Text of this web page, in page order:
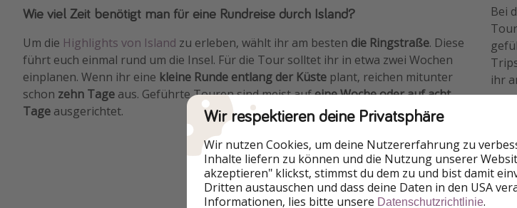
Wie viel Zeit benötigt man für eine Rundreise durch Island?
Um die Highlights von Island zu erleben, wählt ihr am besten die Ringstraße. Diese
führt euch einmal rund um die Insel. Für die Tour solltet ihr in etwa zwei Wochen
einplanen. Wenn ihr eine kleine Runde entlang der Küste plant, reichen mitunter
schon zehn Tage aus. Geführte Touren sind meist aufeine Woche oder auf acht
Tage ausgerichtet.
Bei
Tour
ihr
der
Wir respektieren deine Privatsphäre
Wir nutzen Cookies, um deine Nutzererfahrung zu
Inhalte liefern zu können und die Nutzung unserer
akzeptieren" klickst, stimmst du dem zu und bist damit
Dritten austauschen und dass deine Daten in den USA
Informationen, lies bitte unsere Datenschutzrichtlinie.